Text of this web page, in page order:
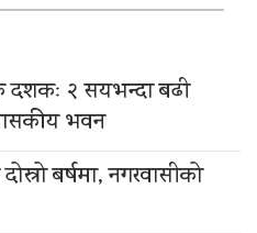
दशकः २ सयभन्दा बढी
भवन
बर्षमा, नगरवासीको